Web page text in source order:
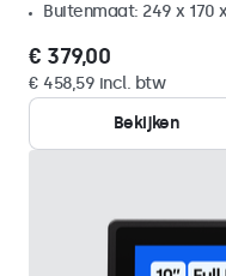
Buitenmaat: 249 x 170
€ 379,00
€ 458,59 incl. btw
Bekijken